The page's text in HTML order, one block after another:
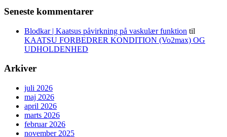
Seneste kommentarer
Blodkar | Kaatsus påvirkning på vaskulær funktion til
KAATSU FORBEDRER KONDITION (Vo2max) OG
UDHOLDENHED
Arkiver
juli 2026
maj 2026
april 2026
marts 2026
februar 2026
november 2025